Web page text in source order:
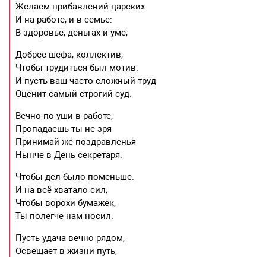
Желаем прибавлений царских
И на работе, и в семье:
В здоровье, деньгах и уме,
Добрее шефа, коллектив,
Чтобы трудиться был мотив.
И пусть ваш часто сложный труд
Оценит самый строгий суд.
Вечно по уши в работе,
Пропадаешь ты не зря
Принимай же поздравленья
Нынче в День секретаря.
Чтобы дел было поменьше.
И на всё хватало сил,
Чтобы ворохи бумажек,
Ты полегче нам носил.
Пусть удача вечно рядом,
Освещает в жизни путь,